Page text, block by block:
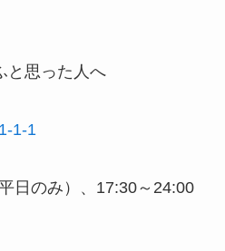
と思った人へ
1-1
日のみ）、17:30～24:00